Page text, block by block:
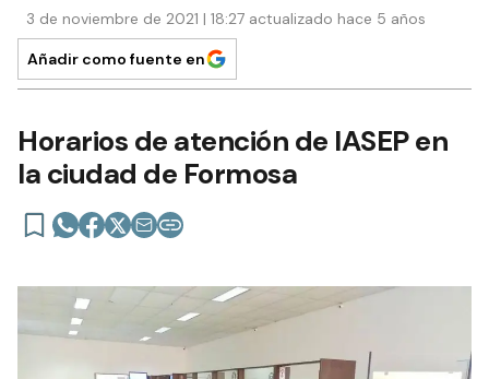
3 de noviembre de 2021 | 18:27 actualizado hace 5 años
Añadir como fuente en
Horarios de atención de IASEP en
la ciudad de Formosa